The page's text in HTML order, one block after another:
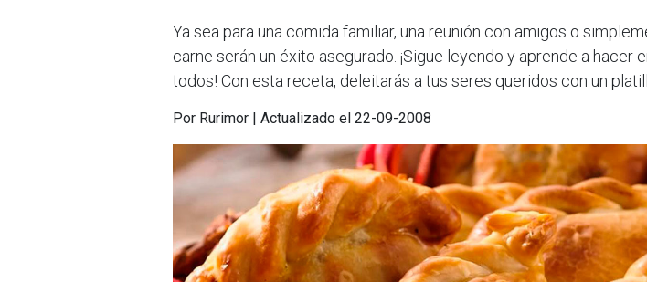
Ya sea para una comida familiar, una reunión con amigos o
carne serán un éxito asegurado. ¡Sigue leyendo y aprende a
todos! Con esta receta, deleitarás a tus seres queridos con un
Por Rurimor | Actualizado el 22-09-2008